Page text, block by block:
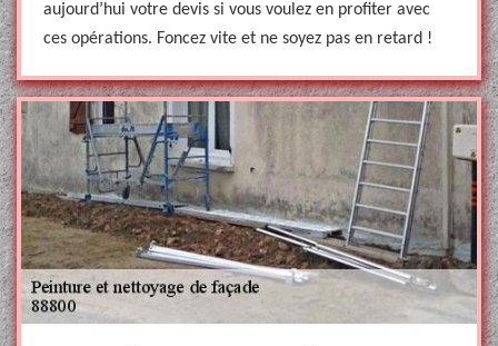
aujourd’hui votre devis si vous voulez en profiter avec
ces opérations. Foncez vite et ne soyez pas en retard !